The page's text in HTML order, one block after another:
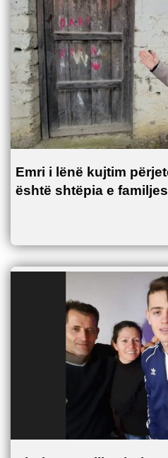
Emri i lënë kujtim
është shtëpia e